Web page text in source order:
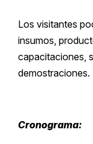
Los visitantes
insumos,
capacitaciones,
demostraciones.
Cronograma: